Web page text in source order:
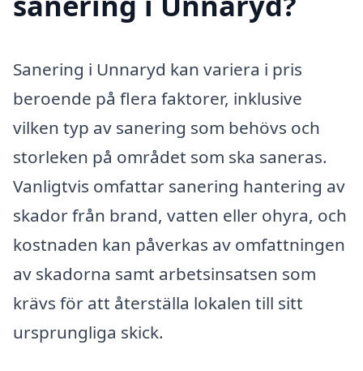
Sanering i Unnaryd kan variera i pris
beroende på flera faktorer, inklusive
vilken typ av sanering som behövs och
storleken på området som ska saneras.
Vanligtvis omfattar sanering hantering av
skador från brand, vatten eller ohyra, och
kostnaden kan påverkas av omfattningen
av skadorna samt arbetsinsatsen som
krävs för att återställa lokalen till sitt
ursprungliga skick.